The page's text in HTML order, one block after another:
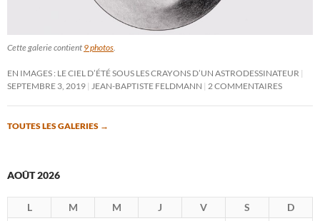
Cette galerie contient 9 photos.
EN IMAGES : LE CIEL D’ÉTÉ SOUS LES CRAYONS D’UN ASTRODESSINATEUR
SEPTEMBRE 3, 2019 JEAN-BAPTISTE FELDMANN 2 COMMENTAIRES
TOUTES LES GALERIES →
AOÛT 2026
L M M J V S
D